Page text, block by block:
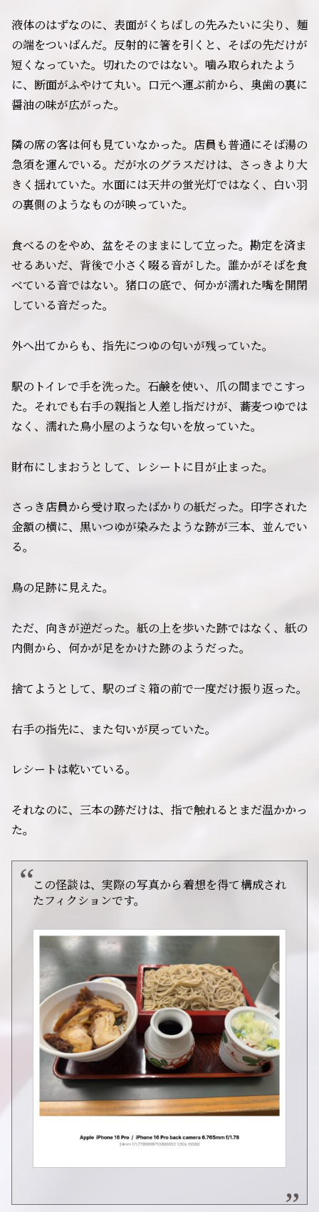
液体のはずなのに、表面がくちばしの先みたいに尖り、麺
の端をついばんだ。反射的に箸を引くと、そばの先だけが
短くなっていた。切れたのではない。噛み取られたよう
に、断面がふやけて丸い。口元へ運ぶ前から、奥歯の裏に
醤油の味が広がった。
隣の席の客は何も見ていなかった。店員も普通にそば湯の
急須を運んでいる。だが水のグラスだけは、さっきより大
きく揺れていた。水面には天井の蛍光灯ではなく、白い羽
の裏側のようなものが映っていた。
食べるのをやめ、盆をそのままにして立った。勘定を済ま
せるあいだ、背後で小さく啜る音がした。誰かがそばを食
べている音ではない。猪口の底で、何かが濡れた嘴を開閉
している音だった。
外へ出てからも、指先につゆの匂いが残っていた。
駅のトイレで手を洗った。石鹸を使い、爪の間までこすっ
た。それでも右手の親指と人差し指だけが、蕎麦つゆでは
なく、濡れた鳥小屋のような匂いを放っていた。
財布にしまおうとして、レシートに目が止まった。
さっき店員から受け取ったばかりの紙だった。印字された
金額の横に、黒いつゆが染みたような跡が三本、並んでい
る。
鳥の足跡に見えた。
ただ、向きが逆だった。紙の上を歩いた跡ではなく、紙の
内側から、何かが足をかけた跡のようだった。
捨てようとして、駅のゴミ箱の前で一度だけ振り返った。
右手の指先に、また匂いが戻っていた。
レシートは乾いている。
それなのに、三本の跡だけは、指で触れるとまだ温かかっ
た。
この怪談は、実際の写真から着想を得て構成され
たフィクションです。